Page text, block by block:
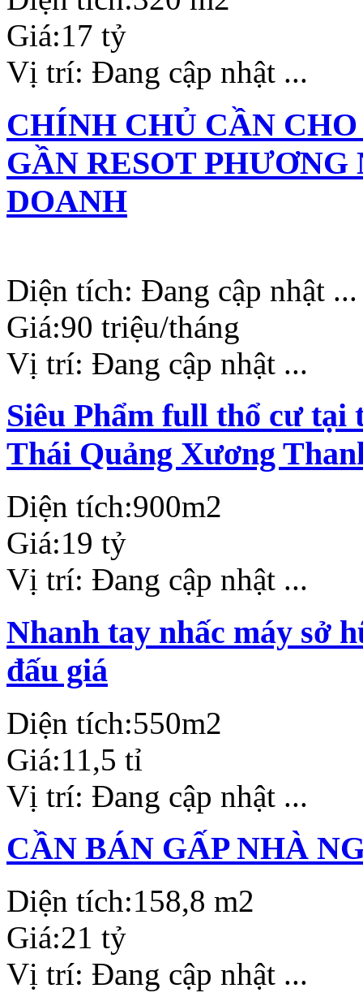
Giá:17 tỷ
Vị trí: Đang cập nhật ...
CHÍNH CHỦ CẦN
GẦN RESOT
DOANH
Diện tích: Đang cập nhật ...
Giá:90 triệu/tháng
Vị trí: Đang cập nhật ...
Siêu Phẩm full thổ cư
Thái Quảng Xương
Diện tích:900m2
Giá:19 tỷ
Vị trí: Đang cập nhật ...
Nhanh tay nhấc máy sở
đấu giá
Diện tích:550m2
Giá:11,5 tỉ
Vị trí: Đang cập nhật ...
CẦN BÁN GẤP NHÀ
Diện tích:158,8 m2
Giá:21 tỷ
Vị trí: Đang cập nhật ...